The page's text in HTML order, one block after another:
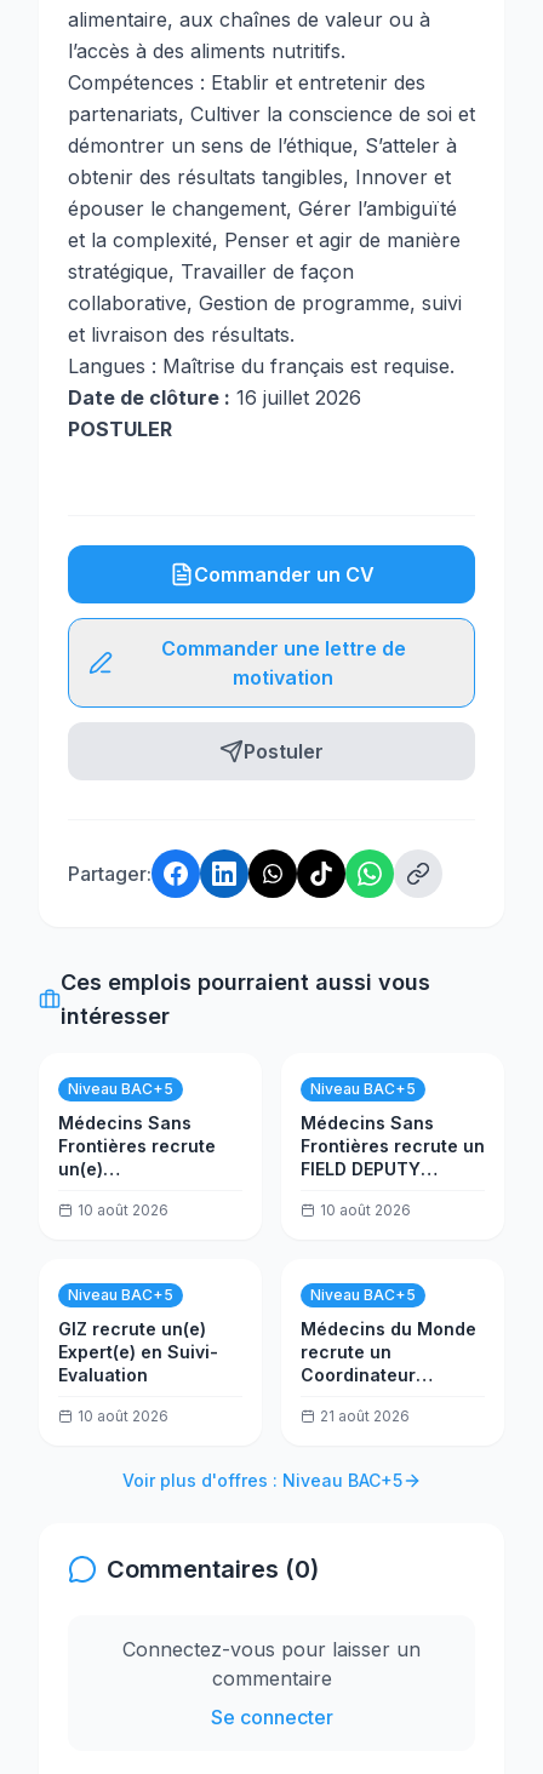
alimentaire, aux chaînes de valeur ou à
l’accès à des aliments nutritifs.
Compétences : Etablir et entretenir des
partenariats, Cultiver la conscience de soi et
démontrer un sens de l’éthique, S’atteler à
obtenir des résultats tangibles, Innover et
épouser le changement, Gérer l’ambiguïté
et la complexité, Penser et agir de manière
stratégique, Travailler de façon
collaborative, Gestion de programme, suivi
et livraison des résultats.
Langues : Maîtrise du français est requise.
Date de clôture : 16 juillet 2026
POSTULER
Commander un CV
Commander une lettre de
motivation
Postuler
Partager:
Ces emplois pourraient aussi vous
intéresser
Niveau BAC+5
Médecins Sans
Frontières recrute
un(e)
ADJOINT
10 août 2026
Niveau BAC+5
Médecins Sans
Frontières recrute un
FIELD DEPUTY
COORDINATOR
10 août 2026
Niveau BAC+5
GIZ recrute un(e)
Expert(e) en Suivi-
Evaluation
10 août 2026
Niveau BAC+5
Médecins du Monde
recrute un
Coordinateur
21 août 2026
Voir plus d'offres : Niveau BAC+5
Commentaires (0)
Connectez-vous pour laisser un
commentaire
Se connecter